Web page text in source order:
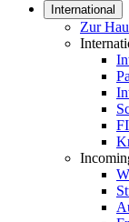
International
Zur